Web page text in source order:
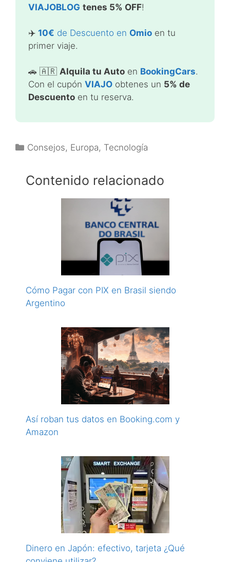
VIAJOBLOG tenes 5% OFF!
✈️ 10€ de Descuento en Omio en tu
primer viaje.
🚗 🇦🇷 Alquila tu Auto en BookingCars.
Con el cupón VIAJO obtenes un 5% de
Descuento en tu reserva.
Categorías
Consejos, Europa, Tecnología
Contenido relacionado
Cómo Pagar con PIX en Brasil siendo
Argentino
Así roban tus datos en Booking.com y
Amazon
Dinero en Japón: efectivo, tarjeta ¿Qué